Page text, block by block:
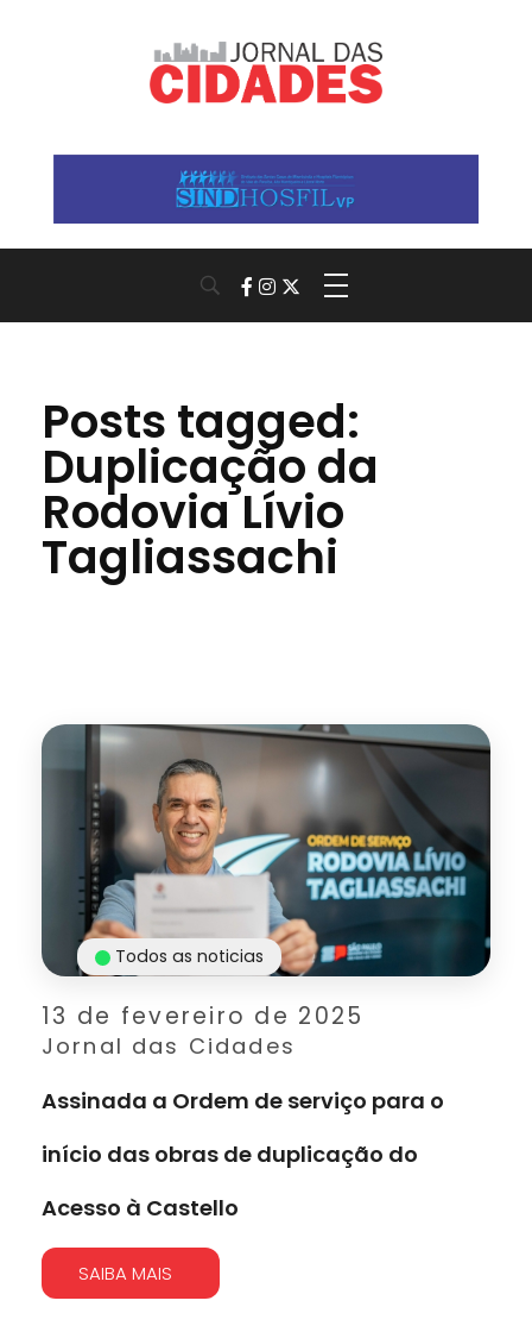
Posts tagged:
Duplicação da
Rodovia Lívio
Tagliassachi
13 de fevereiro de 2025
Jornal das Cidades
Todos as noticias
Assinada a Ordem de serviço para o
início das obras de duplicação do
Acesso à Castello
SAIBA MAIS